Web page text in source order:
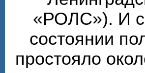
«РОЛС»). И
состоянии
простояло